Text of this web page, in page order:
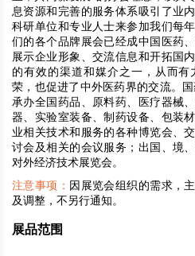
息资源和完善的服务体系吸引了业
科研单位和专业人士来参加我们每
们的各个品牌展会已经成中国医药
展示企业形象、交流信息和开拓国
的有效的渠道和媒介之一，从而
荣，也促进了中外医药界的交流。
承办全国药品、原料药、医疗器械
器、实验室装备、制药设备、包装
业相关技术和服务的各种博览会、
讨会及相关的会议服务；出国、境
对外经济技术展览会。
注意事项： 因展览会组织的需求，
及调整，不另行通知。
展品范围